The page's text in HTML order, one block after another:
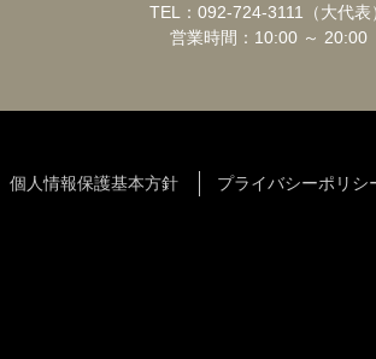
TEL：092-724-3111（大代表
営業時間：10:00 ～ 20:00
個人情報保護基本方針 プライバシーポリシ